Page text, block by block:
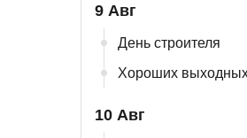
9 Авг
День строителя
Хороших
10 Авг